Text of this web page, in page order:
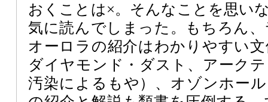
おくことは×。そんなことを思い
気に読んでしまった。もちろん
オーロラの紹介はわかりやすい
ダイヤモンド・ダスト、アーク
汚染によるもや）、オゾンホー